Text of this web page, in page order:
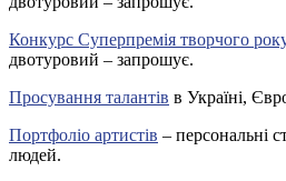
Конкурс Суперпремія творчого
двотуровий – запрошує.
Просування талантів в Україні,
Портфоліо артистів – персональні
людей.